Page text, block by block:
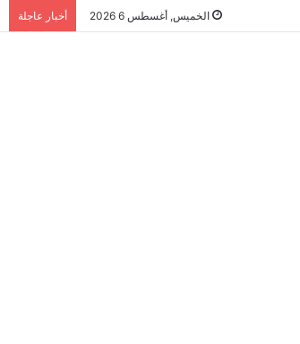
الخميس, أغسطس 6 2026 أخبار عاجلة